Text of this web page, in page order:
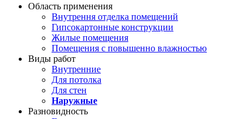
Область применения
Внутрення отделка помещений
Гипсокартонные конструкции
Жилые помещения
Помещения с повышенно влажностью
Виды работ
Внутренние
Для потолка
Для стен
Наружные
Разновидность